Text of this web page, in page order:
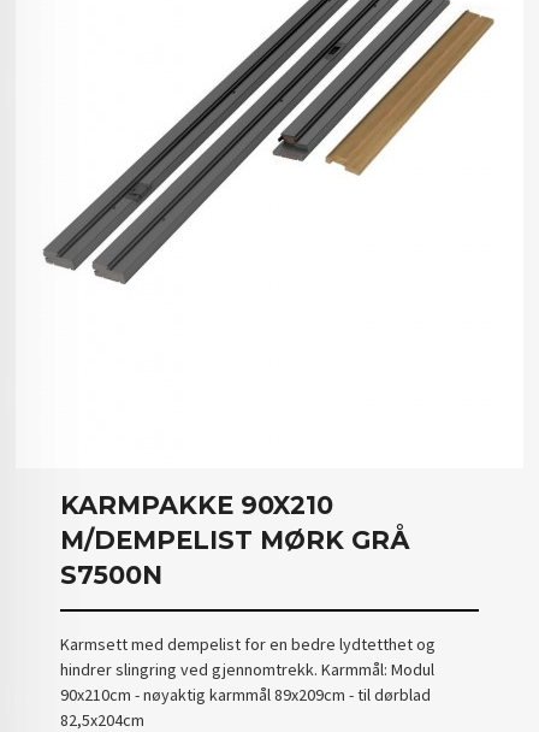
KARMPAKKE 90X210
M/DEMPELIST MØRK GRÅ
S7500N
Karmsett med dempelist for en bedre lydtetthet og
hindrer slingring ved gjennomtrekk. Karmmål: Modul
90x210cm - nøyaktig karmmål 89x209cm - til dørblad
82,5x204cm